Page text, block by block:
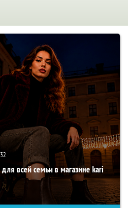
32
всей семьи в магазине kari